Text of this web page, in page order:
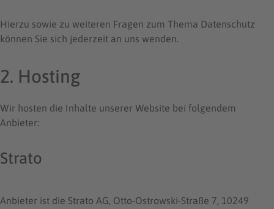
Hierzu sowie zu weiteren Fragen zum Thema Datenschutz
können Sie sich jederzeit an uns wenden.
2. Hosting
Wir hosten die Inhalte unserer Website bei folgendem
Anbieter:
Strato
Anbieter ist die Strato AG, Otto-Ostrowski-Straße 7, 10249